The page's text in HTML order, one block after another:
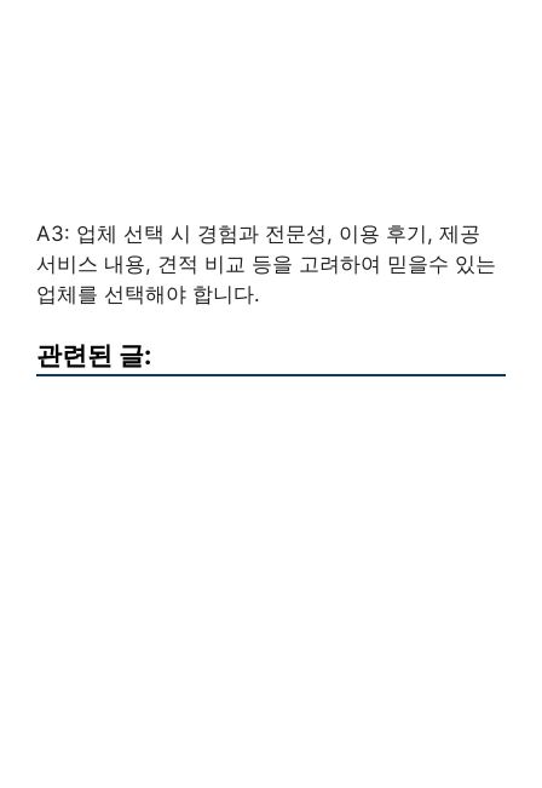
A3: 업체 선택 시 경험과 전문성, 이용 후기, 제공
서비스 내용, 견적 비교 등을 고려하여 믿을수 있는
업체를 선택해야 합니다.
관련된 글: